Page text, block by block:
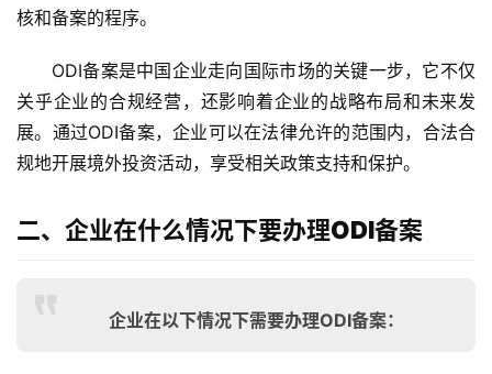
核和备案的程序。
ODI备案是中国企业走向国际市场的关键一步，它不仅
关乎企业的合规经营，还影响着企业的战略布局和未来发
展。通过ODI备案，企业可以在法律允许的范围内，合法合
规地开展境外投资活动，享受相关政策支持和保护。
二、企业在什么情况下要办理ODI备案
企业在以下情况下需要办理ODI备案：